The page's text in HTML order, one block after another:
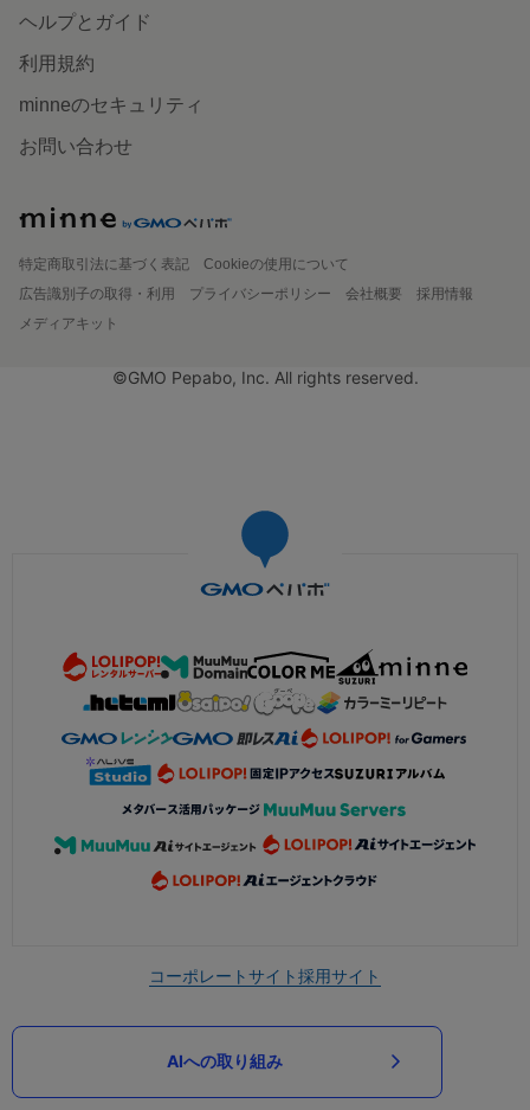
ヘルプとガイド
利用規約
minneのセキュリティ
お問い合わせ
特定商取引法に基づく表記
Cookieの使用について
広告識別子の取得・利用
プライバシーポリシー 会社概要
採用情報
メディアキット
©GMO Pepabo, Inc. All rights reserved.
コーポレートサイト採用サイト
AIへの取り組み